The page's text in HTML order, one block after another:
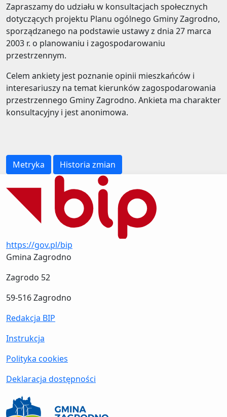
Zapraszamy do udziału w konsultacjach społecznych
dotyczących projektu Planu ogólnego Gminy Zagrodno,
sporządzanego na podstawie ustawy z dnia 27 marca
2003 r. o planowaniu i zagospodarowaniu
przestrzennym.
Celem ankiety jest poznanie opinii mieszkańców i
interesariuszy na temat kierunków zagospodarowania
przestrzennego Gminy Zagrodno. Ankieta ma charakter
konsultacyjny i jest anonimowa.
Metryka Historia zmian
https://gov.pl/bip
Gmina Zagrodno
Zagrodo 52
59-516 Zagrodno
Redakcja BIP
Instrukcja
Polityka cookies
Deklaracja dostępności